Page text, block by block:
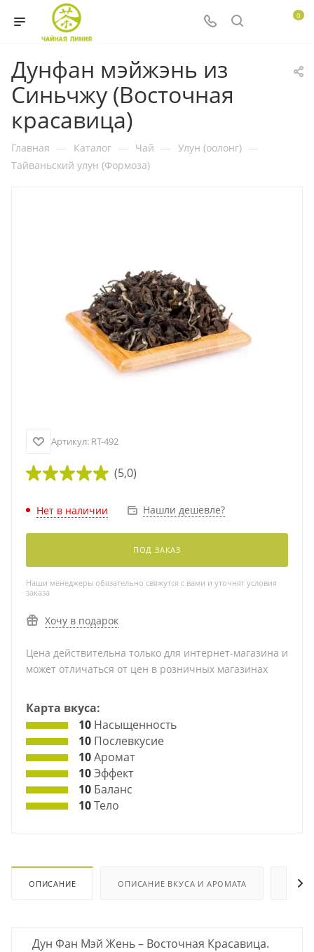
0
Дунфан мэйжэнь из
Синьчжу (Восточная
красавица)
Главная — Каталог — Чай — Улун (оолонг) —
Тайваньский улун (Формоза)
Артикул: RT-492
(5,0)
Нет в наличии Нашли дешевле?
ПОД ЗАКАЗ
Наши менеджеры обязательно свяжутся с вами и уточнят условия
заказа
Хочу в подарок
Цена действительна только для интернет-магазина и
может отличаться от цен в розничных магазинах
Карта вкуса:
10 Насыщенность
10 Послевкусие
10Аромат
10Эффект
10 Баланс
10Тело
ОПИСАНИЕ ОПИСАНИЕ ВКУСА И АРОМАТА
Дун Фан Мэй Жень – Восточная Красавица.